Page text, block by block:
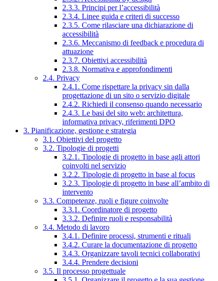
2.3.3. Principi per l’accessibilità
2.3.4. Linee guida e criteri di successo
2.3.5. Come rilasciare una dichiarazione di
accessibilità
2.3.6. Meccanismo di feedback e procedura di
attuazione
2.3.7. Obiettivi accessibilità
2.3.8. Normativa e approfondimenti
2.4. Privacy
2.4.1. Come rispettare la privacy sin dalla
progettazione di un sito o servizio digitale
2.4.2. Richiedi il consenso quando necessario
2.4.3. Le basi del sito web: architettura,
informativa privacy, riferimenti DPO
3. Pianificazione, gestione e strategia
3.1. Obiettivi del progetto
3.2. Tipologie di progetti
3.2.1. Tipologie di progetto in base agli attori
coinvolti nel servizio
3.2.2. Tipologie di progetto in base al focus
3.2.3. Tipologie di progetto in base all’ambito di
intervento
3.3. Competenze, ruoli e figure coinvolte
3.3.1. Coordinatore di progetto
3.3.2. Definire ruoli e responsabilità
3.4. Metodo di lavoro
3.4.1. Definire processi, strumenti e rituali
3.4.2. Curare la documentazione di progetto
3.4.3. Organizzare tavoli tecnici collaborativi
3.4.4. Prendere decisioni
3.5. Il processo progettuale